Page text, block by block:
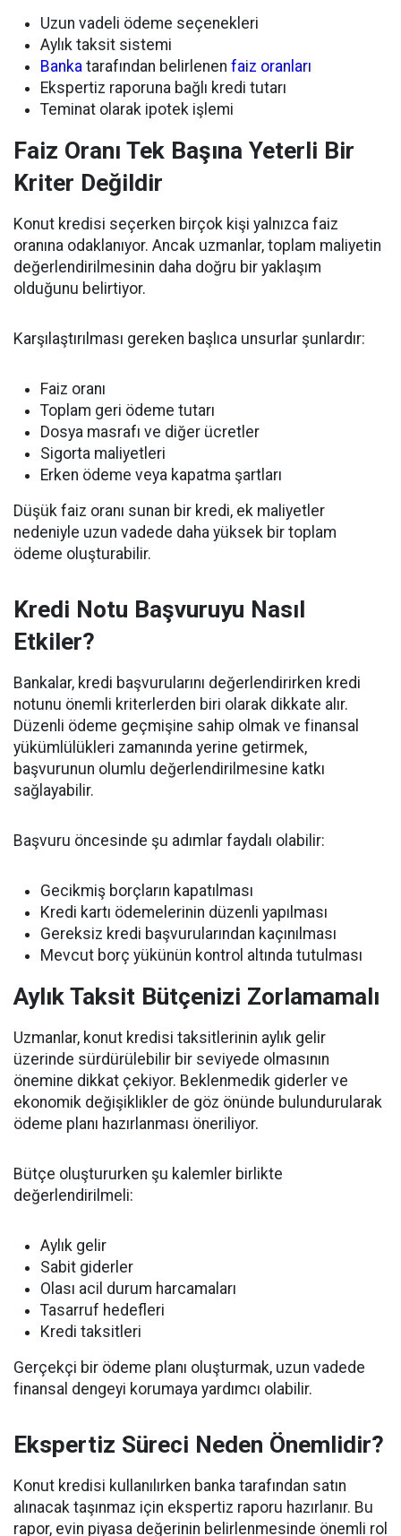
Uzun vadeli ödeme seçenekleri
Aylık taksit sistemi
Banka tarafından belirlenen faiz oranları
Ekspertiz raporuna bağlı kredi tutarı
Teminat olarak ipotek işlemi
Faiz Oranı Tek Başına Yeterli Bir
Kriter Değildir
Konut kredisi seçerken birçok kişi yalnızca faiz
oranına odaklanıyor. Ancak uzmanlar, toplam maliyetin
değerlendirilmesinin daha doğru bir yaklaşım
olduğunu belirtiyor.
Karşılaştırılması gereken başlıca unsurlar şunlardır:
Faiz oranı
Toplam geri ödeme tutarı
Dosya masrafı ve diğer ücretler
Sigorta maliyetleri
Erken ödeme veya kapatma şartları
Düşük faiz oranı sunan bir kredi, ek maliyetler
nedeniyle uzun vadede daha yüksek bir toplam
ödeme oluşturabilir.
Kredi Notu Başvuruyu Nasıl
Etkiler?
Bankalar, kredi başvurularını değerlendirirken kredi
notunu önemli kriterlerden biri olarak dikkate alır.
Düzenli ödeme geçmişine sahip olmak ve finansal
yükümlülükleri zamanında yerine getirmek,
başvurunun olumlu değerlendirilmesine katkı
sağlayabilir.
Başvuru öncesinde şu adımlar faydalı olabilir:
Gecikmiş borçların kapatılması
Kredi kartı ödemelerinin düzenli yapılması
Gereksiz kredi başvurularından kaçınılması
Mevcut borç yükünün kontrol altında tutulması
Aylık Taksit Bütçenizi Zorlamamalı
Uzmanlar, konut kredisi taksitlerinin aylık gelir
üzerinde sürdürülebilir bir seviyede olmasının
önemine dikkat çekiyor. Beklenmedik giderler ve
ekonomik değişiklikler de göz önünde bulundurularak
ödeme planı hazırlanması öneriliyor.
Bütçe oluştururken şu kalemler birlikte
değerlendirilmeli:
Aylık gelir
Sabit giderler
Olası acil durum harcamaları
Tasarruf hedefleri
Kredi taksitleri
Gerçekçi bir ödeme planı oluşturmak, uzun vadede
finansal dengeyi korumaya yardımcı olabilir.
Ekspertiz Süreci Neden Önemlidir?
Konut kredisi kullanılırken banka tarafından satın
alınacak taşınmaz için ekspertiz raporu hazırlanır. Bu
rapor, evin piyasa değerinin belirlenmesinde önemli rol